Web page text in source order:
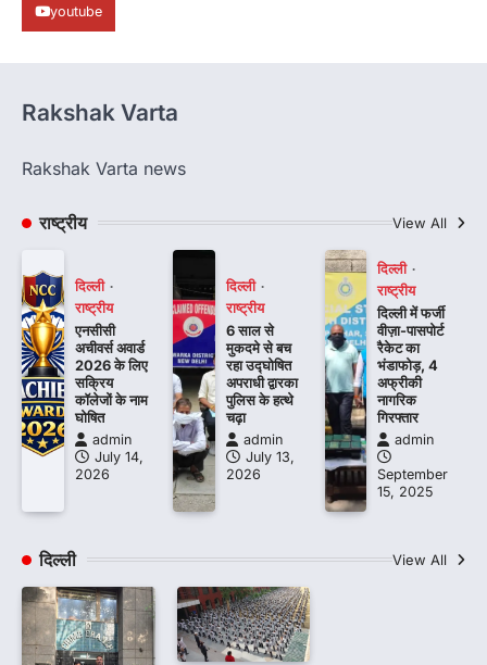
youtube
Rakshak Varta
Rakshak Varta news
राष्ट्रीय View All
दिल्ली
राष्ट्रीय
एनसीसी
अचीवर्स अवार्ड
2026 के लिए
सक्रिय
कॉलेजों के नाम
घोषित
admin
July 14,
2026
दिल्ली
राष्ट्रीय
6 साल से
मुकदमे से बच
रहा उद्घोषित
अपराधी द्वारका
पुलिस के हत्थे
चढ़ा
admin
July 13,
2026
दिल्ली
राष्ट्रीय
दिल्ली में फर्जी
वीज़ा-पासपोर्ट
रैकेट का
भंडाफोड़, 4
अफ्रीकी
नागरिक
गिरफ्तार
admin
September
15, 2025
दिल्ली View All